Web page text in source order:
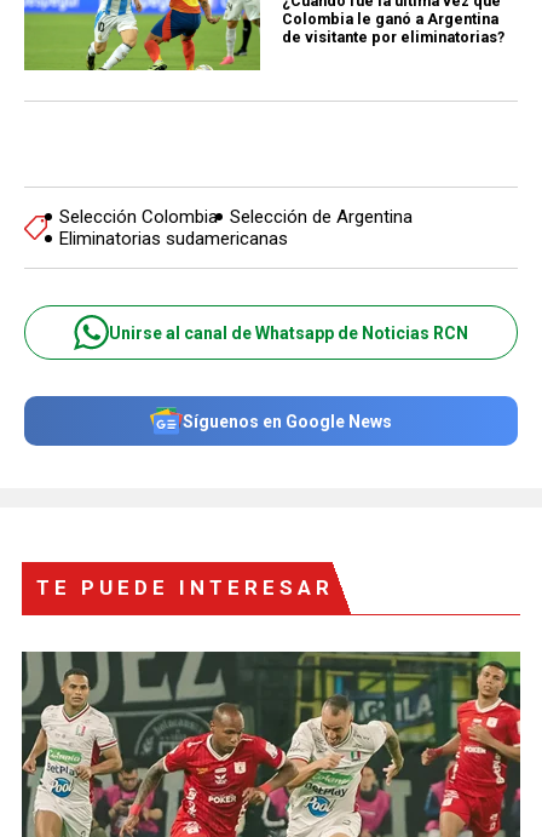
Colombia le ganó a Argentina
de visitante por eliminatorias?
Selección Colombia Selección de Argentina
Eliminatorias sudamericanas
Unirse al canal de Whatsapp de Noticias RCN
Síguenos en Google News
TE PUEDE INTERESAR